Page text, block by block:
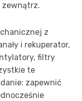
zewnątrz.
z
i rekuperator,
filtry
te
zapewnić